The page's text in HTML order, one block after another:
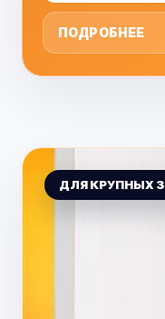
ПОДРОБНЕЕ